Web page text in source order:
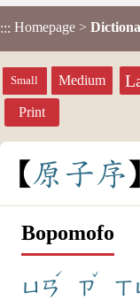
::: Homepage >
Small Medium
Print
原 子序
Bopomofo
ㄩㄢ
ˊ
ㄗ
ˇ
ㄒ